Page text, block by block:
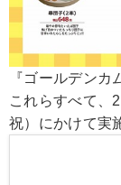
『ゴールデン
これらすべて、
祝）にかけて実